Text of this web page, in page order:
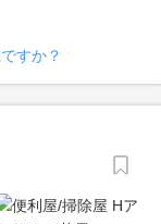
すか？